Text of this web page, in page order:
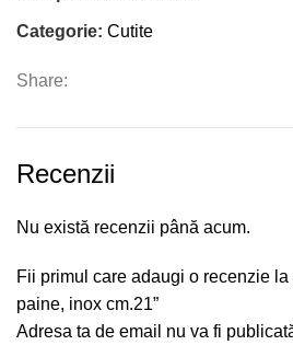
Categorie: Cutite
Share:
Recenzii
Nu există recenzii până acum.
Fii primul care adaugi o recenzie la
paine, inox cm.21”
Adresa ta de email nu va fi